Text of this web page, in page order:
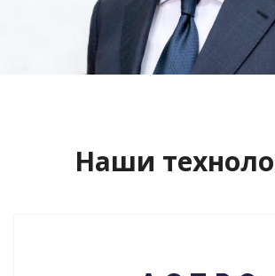
Смотреть проект
Наши